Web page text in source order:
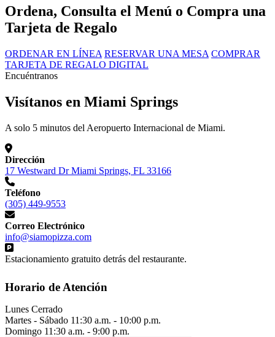
Ordena, Consulta el Menú o Compra una
Tarjeta de Regalo
ORDENAR EN LÍNEA RESERVAR UNA MESA COMPRAR
TARJETA DE REGALO DIGITAL
Encuéntranos
Visítanos en Miami Springs
A solo 5 minutos del Aeropuerto Internacional de Miami.
Dirección
17 Westward Dr Miami Springs, FL 33166
Teléfono
(305) 449-9553
Correo Electrónico
info@siamopizza.com
Estacionamiento gratuito detrás del restaurante.
Horario de Atención
Lunes Cerrado
Martes - Sábado 11:30 a.m. - 10:00 p.m.
Domingo 11:30 a.m. - 9:00 p.m.